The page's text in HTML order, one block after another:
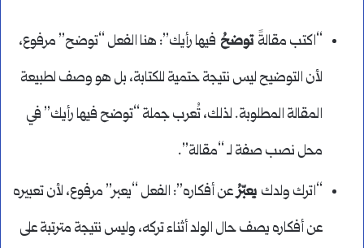
“اكتب مقالةًتوضحُ فيها رأيك”: هنا الفعل “توضح” مرفوع،
لأن التوضيح ليس نتيجة حتمية للكتابة، بل هو وصف لطبيعة
المقالة المطلوبة. لذلك، تُعرب جملة “توضح فيها رأيك” في
محل نصب صفة لـ “مقالة”.
“اترك ولدك يعبّرُعن أفكاره”: الفعل “يعبر” مرفوع، لأن تعبيره
عن أفكاره يصف حال الولد أثناء تركه، وليس نتيجة مترتبة على